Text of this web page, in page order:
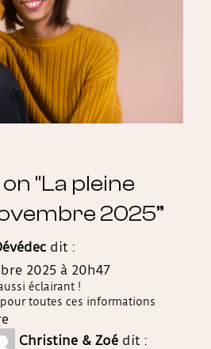
“La pleine
2025”
dit :
2025 à 20h47
éclairant !
pour toutes ces informations
Christine & Zoé dit :